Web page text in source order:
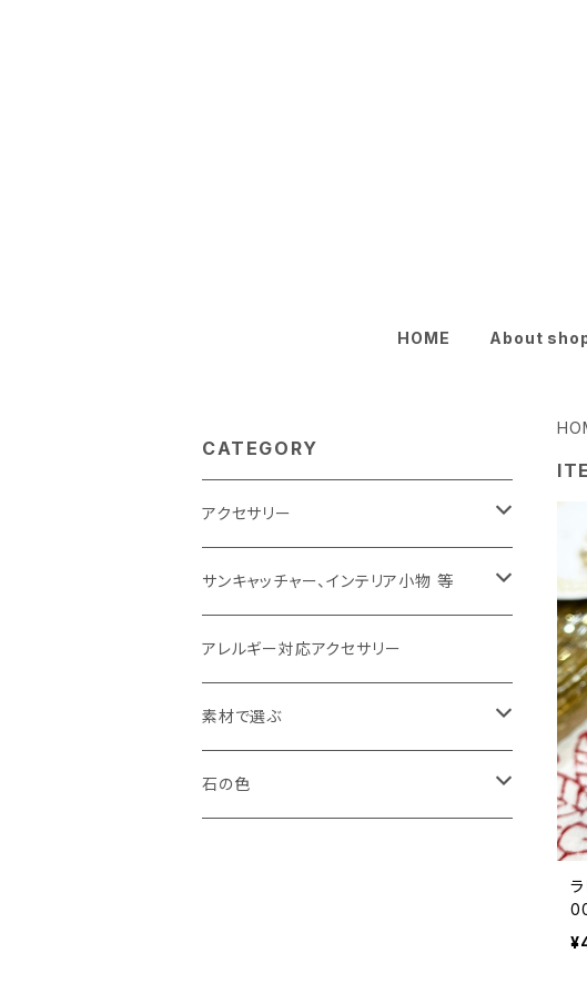
HOME About
CATEGORY
アクセサリー
ピアス
イヤリング
イヤカフ
ブローチ
サンキャッチャー、インテリア小物 等
サンキャッチャー
バッグチャーム、キーホルダー
その他
アレルギー対応アクセサリー
素材で選ぶ
羽根（フェザー）
石の色